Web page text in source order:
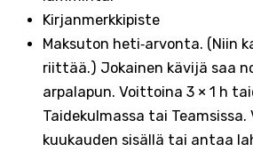
Kirjanmerkkipiste
Maksuton heti‑arvonta. (Niin
riittää.) Jokainen kävijä saa
arpalapun. Voittoina 3 × 1 h
Taidekulmassa tai
kuukauden sisällä tai antaa